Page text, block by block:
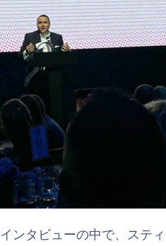
ンタビューの中で、ステ